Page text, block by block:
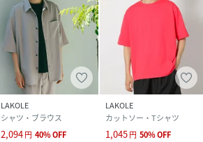
LAKOLE
シャツ・ブラウス
2,094円 40%OFF
LAKOLE
カットソー・Tシャツ
1,045円 50%OFF